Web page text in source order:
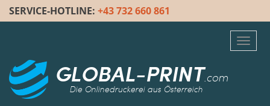
SERVICE-HOTLINE: +43 732 660 861
GLOBAL-PRINT.com
Die Onlinedruckerei aus Österreich